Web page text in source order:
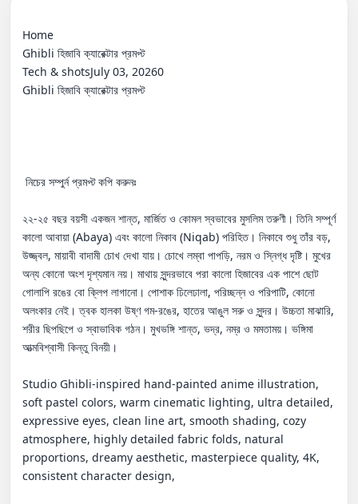
Home
Ghibli হিজাবি ক্যারেক্টার প্রমপ্ট
Tech & shotsJuly 03, 20260
Ghibli হিজাবি ক্যারেক্টার প্রমপ্ট
২২-২৫ বছর বয়সী একজন শান্ত, মার্জিত ও কোমল স্বভাবের মুসলিম তরুণী। তিনি সম্পূর্ণ
কালো আবায়া (Abaya) এবং কালো নিকাব (Niqab) পরিহিত। নিকাবে শুধু তাঁর বড়,
উজ্জ্বল, মায়াবী বাদামী চোখ দেখা যায়। চোখে লম্বা পাপড়ি, নরম ও স্নিগ্ধ দৃষ্টি। মুখের
অন্য কোনো অংশ দৃশ্যমান নয়। মাথায় সুন্দরভাবে পরা কালো হিজাবের এক পাশে ছোট
গোলাপি রঙের বো ক্লিপ লাগানো। পোশাক ঢিলেঢালা, পরিচ্ছন্ন ও পরিপাটি, কোনো
অলংকার নেই। ত্বক হালকা উষ্ণ গম-রঙের, হাতের আঙুল সরু ও সুন্দর। উচ্চতা মাঝারি,
শরীর ছিপছিপে ও স্বাভাবিক গঠন। মুখভঙ্গি শান্ত, ভদ্র, নম্র ও মমতাময়। ভঙ্গিমা
আত্মবিশ্বাসী কিন্তু বিনয়ী।
Studio Ghibli-inspired hand-painted anime illustration,
soft pastel colors, warm cinematic lighting, ultra detailed,
expressive eyes, clean line art, smooth shading, cozy
atmosphere, highly detailed fabric folds, natural
proportions, dreamy aesthetic, masterpiece quality, 4K,
consistent character design,